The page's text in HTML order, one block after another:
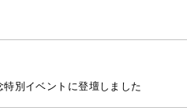
別イベントに登壇しました